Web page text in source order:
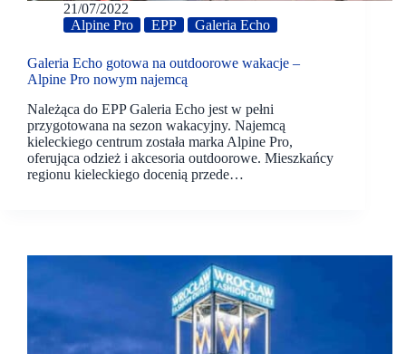
21/07/2022
Alpine Pro
EPP Galeria Echo
Galeria Echo gotowa na outdoorowe wakacje –
Alpine Pro nowym najemcą
Należąca do EPP Galeria Echo jest w pełni
przygotowana na sezon wakacyjny. Najemcą
kieleckiego centrum została marka Alpine Pro,
oferująca odzież i akcesoria outdoorowe. Mieszkańcy
regionu kieleckiego docenią przede…